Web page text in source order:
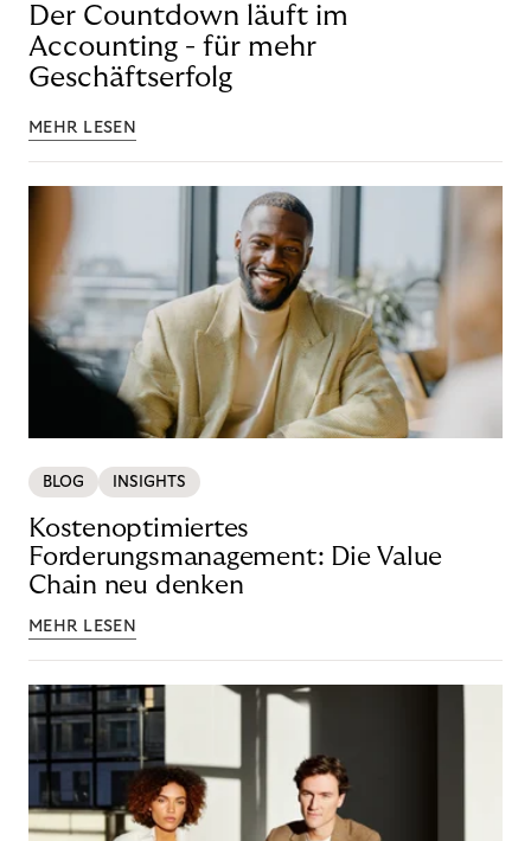
Der Countdown läuft im
Accounting - für mehr
Geschäftserfolg
MEHR LESEN
BLOG INSIGHTS
Kostenoptimiertes
Forderungsmanagement: Die Value
Chain neu denken
MEHR LESEN